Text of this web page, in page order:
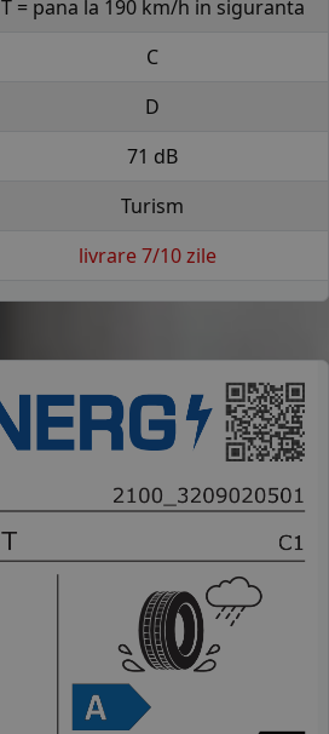
T = pana la 190 km/h in siguranta
C
D
71 dB
Turism
livrare 7/10 zile